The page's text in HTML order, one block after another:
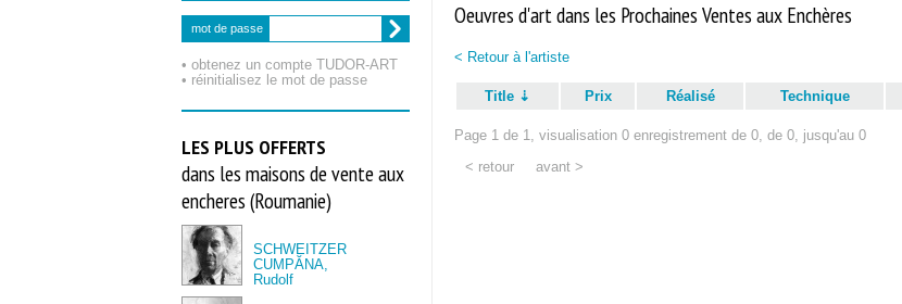
mot de passe
• obtenez un compte TUDOR‑ART
• réinitialisez le mot de passe
LES PLUS OFFERTS
dans les maisons de vente aux
encheres (Roumanie)
SCHWEITZER
CUMPĂNA,
Rudolf
Oeuvres d'art dans les Prochaines Ventes aux Enchères
< Retour à l'artiste
Title Prix Réalisé Technique
Page 1 de 1, visualisation 0 enregistrement de 0, de 0, jusqu'au 0
< retour
avant >